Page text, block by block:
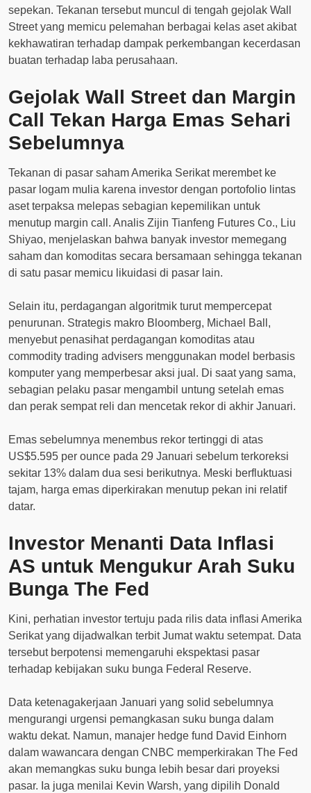
sepekan. Tekanan tersebut muncul di tengah gejolak Wall
Street yang memicu pelemahan berbagai kelas aset akibat
kekhawatiran terhadap dampak perkembangan kecerdasan
buatan terhadap laba perusahaan.
Gejolak Wall Street dan Margin
Call Tekan Harga Emas Sehari
Sebelumnya
Tekanan di pasar saham Amerika Serikat merembet ke
pasar logam mulia karena investor dengan portofolio lintas
aset terpaksa melepas sebagian kepemilikan untuk
menutup margin call. Analis Zijin Tianfeng Futures Co., Liu
Shiyao, menjelaskan bahwa banyak investor memegang
saham dan komoditas secara bersamaan sehingga tekanan
di satu pasar memicu likuidasi di pasar lain.
Selain itu, perdagangan algoritmik turut mempercepat
penurunan. Strategis makro Bloomberg, Michael Ball,
menyebut penasihat perdagangan komoditas atau
commodity trading advisers menggunakan model berbasis
komputer yang memperbesar aksi jual. Di saat yang sama,
sebagian pelaku pasar mengambil untung setelah emas
dan perak sempat reli dan mencetak rekor di akhir Januari.
Emas sebelumnya menembus rekor tertinggi di atas
US$5.595 per ounce pada 29 Januari sebelum terkoreksi
sekitar 13% dalam dua sesi berikutnya. Meski berfluktuasi
tajam, harga emas diperkirakan menutup pekan ini relatif
datar.
Investor Menanti Data Inflasi
AS untuk Mengukur Arah Suku
Bunga The Fed
Kini, perhatian investor tertuju pada rilis data inflasi Amerika
Serikat yang dijadwalkan terbit Jumat waktu setempat. Data
tersebut berpotensi memengaruhi ekspektasi pasar
terhadap kebijakan suku bunga Federal Reserve.
Data ketenagakerjaan Januari yang solid sebelumnya
mengurangi urgensi pemangkasan suku bunga dalam
waktu dekat. Namun, manajer hedge fund David Einhorn
dalam wawancara dengan CNBC memperkirakan The Fed
akan memangkas suku bunga lebih besar dari proyeksi
pasar. Ia juga menilai Kevin Warsh, yang dipilih Donald